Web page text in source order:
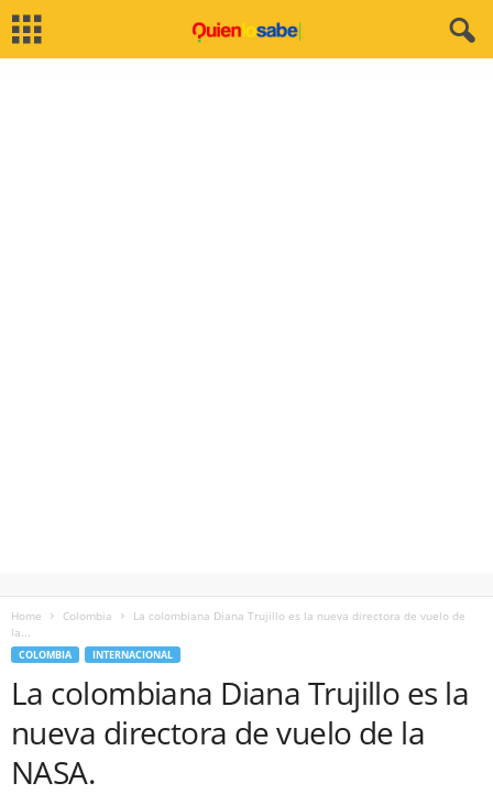
Home Colombia
La colombiana Diana Trujillo es la nueva directora de vuelo de
la...
COLOMBIA INTERNACIONAL
La colombiana Diana Trujillo es la
nueva directora de vuelo de la
NASA.